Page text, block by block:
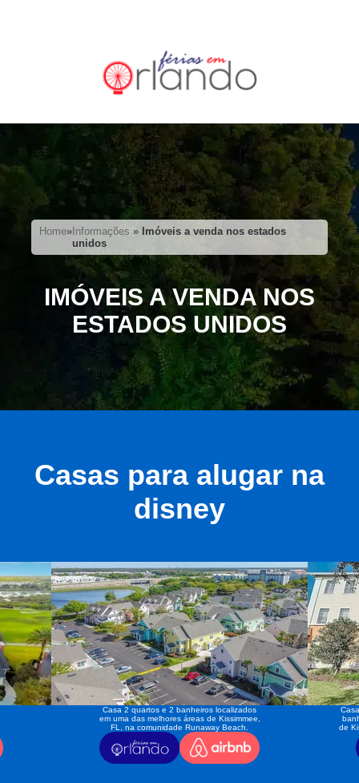
Home» Informações » Imóveis a venda nos estados
unidos
IMÓVEIS A VENDA NOS
ESTADOS UNIDOS
Casas para alugar na
disney
Casa 2 quartos e 2 banheiros localizados
em uma das melhores áreas de Kissimmee,
FL, na comunidade Runaway Beach.
de